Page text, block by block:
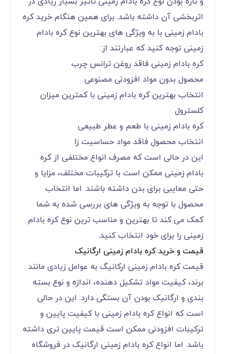
اثربخشی آن داشته باشد. برای همین هنگام خرید کره
بادام زمینی با به ویژگی های بهترین نوع کره بادام
زمینی توجه کنید که عبارتند از:
کره بادام زمینی فاقد روغن ترانس چرب
محصول بدون مواد افزودنی مصنوعی
انتخاب بهترین کره بادام زمینی با کمترین میزان
کلسترول
کره بادام زمینی با طعم و عطر طبیعی
انتخاب محصول فاقد مواد حساسیت زا
این در حالی است که مصرف انواع مختلفی از کره
بادام زمینی ممکن است با ترکیبات مختلف، مزایا و
حتی معایبی برای بدن داشته باشند. اما انتخاب
محصول با توجه به ویژگی های بررسی شده به شما
کمک می کند تا بهترین و مناسب ترین نوع کره بادام
زمینی را برای خود انتخاب کنید.
قیمت و خرید کره بادام زمینی ارگانیک
قیمت کره بادام زمینی ارکانیگ به عوامل زیادی مانند
برند، کیفیت مواد تشکیل دهنده، اندازه و نوع بسته
بندی و ارگانیک بودن آن بستگی دارد. این در حالی
است که انواع کره بادام زمینی با کیفیت پایین و
ترکیبات افزودنی ممکن است قیمت پایین تری داشته
باشد. اما انواع کره بادام زمینی ارگانیک در فروشگاه